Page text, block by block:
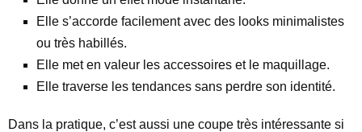
Elle s’accorde facilement avec des looks minimalistes
ou très habillés.
Elle met en valeur les accessoires et le maquillage.
Elle traverse les tendances sans perdre son identité.
Dans la pratique, c’est aussi une coupe très intéressante si